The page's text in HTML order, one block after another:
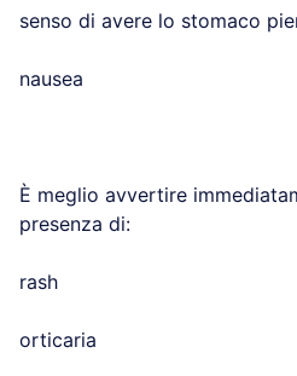
senso di avere lo stomaco
nausea
È meglio avvertire
presenza di:
rash
orticaria